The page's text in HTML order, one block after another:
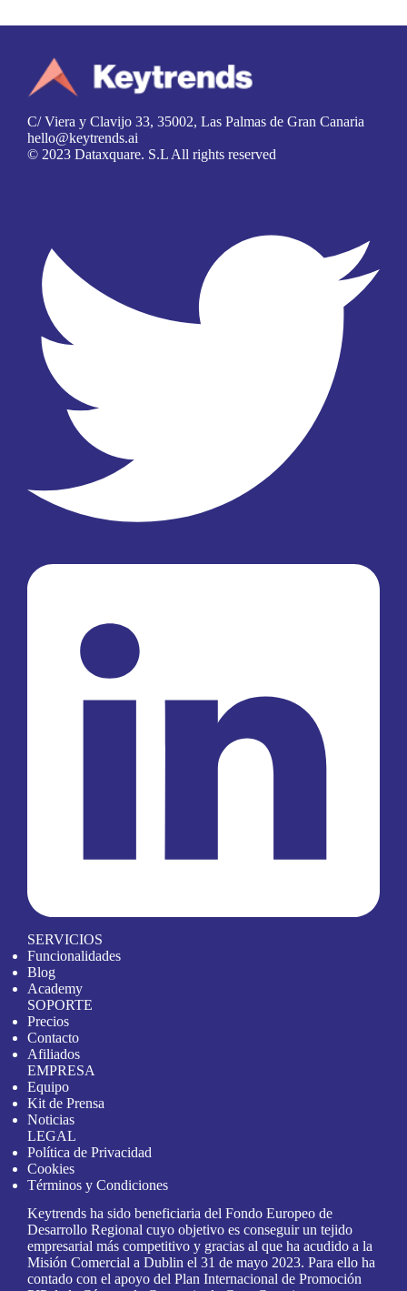
C/ Viera y Clavijo 33, 35002, Las Palmas de Gran Canaria
hello@keytrends.ai
© 2023 Dataxquare. S.L All rights reserved
SERVICIOS
Funcionalidades
Blog
Academy
SOPORTE
Precios
Contacto
Afiliados
EMPRESA
Equipo
Kit de Prensa
Noticias
LEGAL
Política de Privacidad
Cookies
Términos y Condiciones
Keytrends ha sido beneficiaria del Fondo Europeo de
Desarrollo Regional cuyo objetivo es conseguir un tejido
empresarial más competitivo y gracias al que ha acudido a la
Misión Comercial a Dublin el 31 de mayo 2023. Para ello ha
contado con el apoyo del Plan Internacional de Promoción